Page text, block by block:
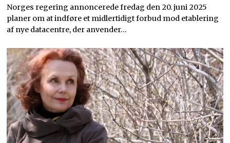
Norges regering annoncerede fredag den 20. juni 2025
planer om at indføre et midlertidigt forbud mod etablering
af nye datacentre, der anvender…